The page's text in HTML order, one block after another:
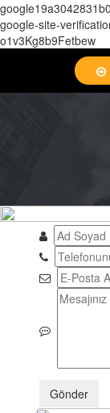
google-site-
o1v3Kg8b9Fetbew
Gönder